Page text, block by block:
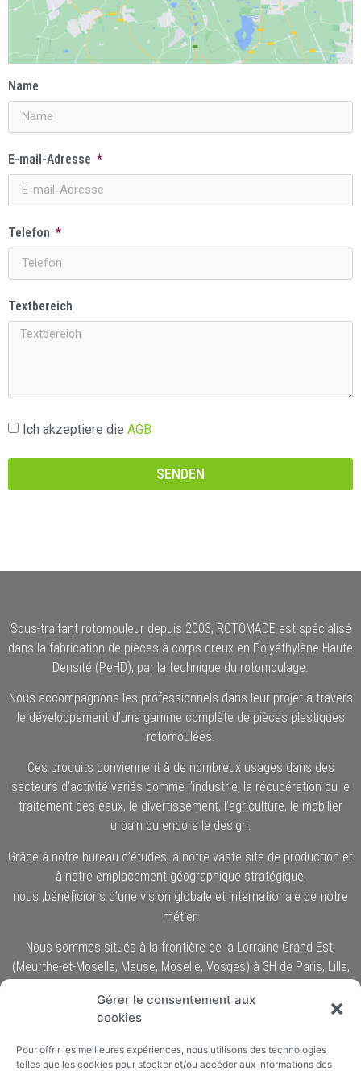
Gérer le consentement aux
cookies
Pour offrir les meilleures expériences, nous utilisons des technologies
telles que les cookies pour stocker et/ou accéder aux informations des
Name
E-mail-Adresse
Telefon
Textbereich
Ich akzeptiere die AGB
SENDEN
Sous-traitant rotomouleur depuis 2003, ROTOMADE est spécialisé
dans la fabrication de pièces à corps creux en Polyéthylène Haute
Densité (PeHD), par la technique du rotomoulage.
Nous accompagnons les professionnels dans leur projet à travers
le développement d’une gamme complète de pièces plastiques
rotomoulées.
Ces produits conviennent à de nombreux usages dans des
secteurs d’activité variés comme l’industrie, la récupération ou le
traitement des eaux, le divertissement, l’agriculture, le mobilier
urbain ou encore le design.
Grâce à notre bureau d’études, à notre vaste site de production et
à notre emplacement géographique stratégique,
nous ,bénéficions d’une vision globale et internationale de notre
métier.
Nous sommes situés à la frontière de la Lorraine Grand Est,
(Meurthe-et-Moselle, Meuse, Moselle, Vosges) à 3H de Paris, Lille,
Strasbourg ou Liège. De nombreux projets sont développés pour
la Belgique, l’Allemagne, la France ou le Luxembourg.